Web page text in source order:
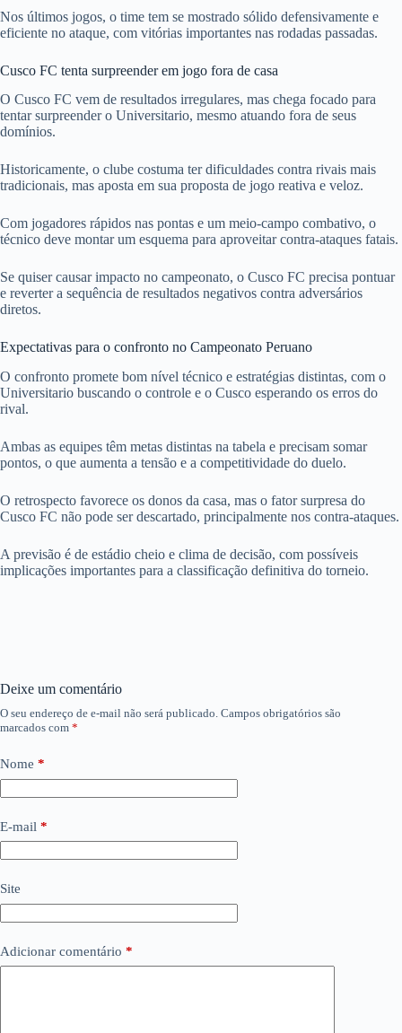
Nos últimos jogos, o time tem se mostrado sólido defensivamente e
eficiente no ataque, com vitórias importantes nas rodadas passadas.
Cusco FC tenta surpreender em jogo fora de casa
O Cusco FC vem de resultados irregulares, mas chega focado para
tentar surpreender o Universitario, mesmo atuando fora de seus
domínios.
Historicamente, o clube costuma ter dificuldades contra rivais mais
tradicionais, mas aposta em sua proposta de jogo reativa e veloz.
Com jogadores rápidos nas pontas e um meio-campo combativo, o
técnico deve montar um esquema para aproveitar contra-ataques fatais.
Se quiser causar impacto no campeonato, o Cusco FC precisa pontuar
e reverter a sequência de resultados negativos contra adversários
diretos.
Expectativas para o confronto no Campeonato Peruano
O confronto promete bom nível técnico e estratégias distintas, com o
Universitario buscando o controle e o Cusco esperando os erros do
rival.
Ambas as equipes têm metas distintas na tabela e precisam somar
pontos, o que aumenta a tensão e a competitividade do duelo.
O retrospecto favorece os donos da casa, mas o fator surpresa do
Cusco FC não pode ser descartado, principalmente nos contra-ataques.
A previsão é de estádio cheio e clima de decisão, com possíveis
implicações importantes para a classificação definitiva do torneio.
Deixe um comentário
O seu endereço de e-mail não será publicado. Campos obrigatórios são
marcados com *
Nome *
E-mail *
Site
Adicionar comentário *